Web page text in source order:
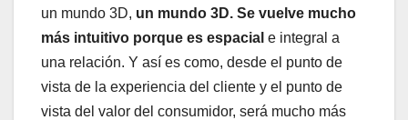
un mundo 3D, un mundo 3D. Se vuelve mucho
más intuitivo porque es espacial e integral a
una relación. Y así es como, desde el punto de
vista de la experiencia del cliente y el punto de
vista del valor del consumidor, será mucho más